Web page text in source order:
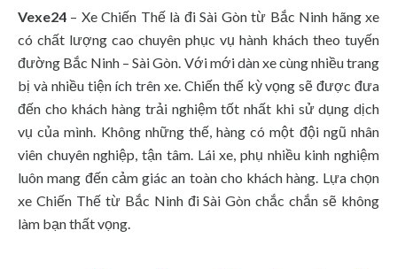
Vexe24 – Xe Chiến Thế là đi Sài Gòn từ Bắc Ninh hãng xe
có chất lượng cao chuyên phục vụ hành khách theo tuyến
đường Bắc Ninh – Sài Gòn. Với mới dàn xe cùng nhiều trang
bị và nhiều tiện ích trên xe. Chiến thế kỳ vọng sẽ được đưa
đến cho khách hàng trải nghiệm tốt nhất khi sử dụng dịch
vụ của mình. Không những thế, hàng có một đội ngũ nhân
viên chuyên nghiệp, tận tâm. Lái xe, phụ nhiều kinh nghiệm
luôn mang đến cảm giác an toàn cho khách hàng. Lựa chọn
xe Chiến Thế từ Bắc Ninh đi Sài Gòn chắc chắn sẽ không
làm bạn thất vọng.